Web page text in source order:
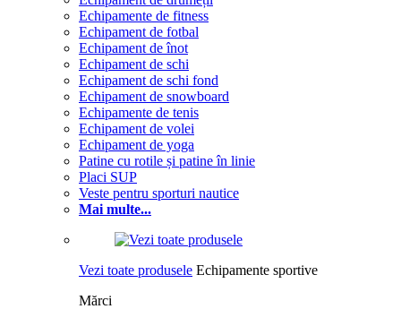
Echipamente de fitness
Echipament de fotbal
Echipament de înot
Echipament de schi
Echipament de schi fond
Echipament de snowboard
Echipamente de tenis
Echipament de volei
Echipament de yoga
Patine cu rotile și patine în linie
Placi SUP
Veste pentru sporturi nautice
Mai multe...
Vezi toate produsele Echipamente sportive
Mărci